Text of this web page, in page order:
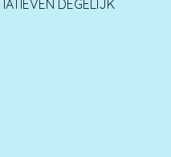
DEGELIJK